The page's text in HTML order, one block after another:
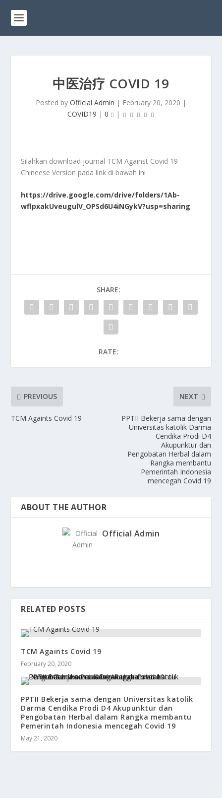
中医治疗 COVID 19
Posted by Official Admin | February 20, 2020 |
COVID19 | 0 |
Silahkan download journal TCM Against Covid 19
Chineese Version pada link di bawah ini
https://drive.google.com/drive/folders/1Ab-
wflpxakUveugulV_OPSd6U4iNGykV?usp=sharing
SHARE:
RATE:
PREVIOUS
TCM Againts Covid 19
NEXT
PPTII Bekerja sama dengan
Universitas katolik Darma
Cendika Prodi D4
Akupunktur dan
Pengobatan Herbal dalam
Rangka membantu
Pemerintah Indonesia
mencegah Covid 19
ABOUT THE AUTHOR
Official Admin
RELATED POSTS
TCM Againts Covid 19
February 20, 2020
PPTII Bekerja sama dengan Universitas katolik
Darma Cendika Prodi D4 Akupunktur dan
Pengobatan Herbal dalam Rangka membantu
Pemerintah Indonesia mencegah Covid 19
May 21, 2020